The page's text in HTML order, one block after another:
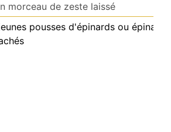
morceau de zeste laissé
pousses d'épinards ou épinards